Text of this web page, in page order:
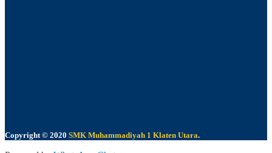
Copyright © 2020 SMK Muhammadiyah 1 Klaten Utara.